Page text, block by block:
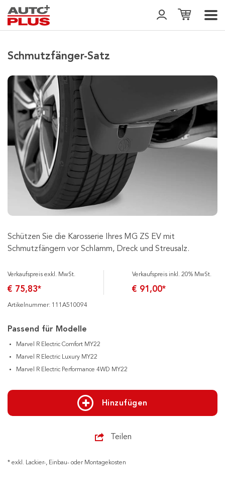
Schmutzfänger-Satz
Schützen Sie die Karosserie Ihres MG ZS EV mit
Schmutzfängern vor Schlamm, Dreck und Streusalz.
Verkaufspreis exkl. MwSt.
€ 75,83*
Verkaufspreis inkl. 20% MwSt.
€ 91,00*
Artikelnummer: 111A510094
Passend für Modelle
Marvel R Electric Comfort MY22
Marvel R Electric Luxury MY22
Marvel R Electric Performance 4WD MY22
Hinzufügen
Teilen
* exkl. Lackier-, Einbau- oder Montagekosten